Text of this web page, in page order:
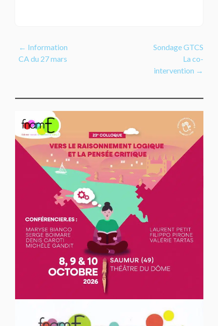
Navigation
de
← Information
CA du 27 mars
Sondage GTCS
La co-
intervention →